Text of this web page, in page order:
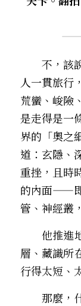
不，該說
人一貫旅行
荒蠻、峻險
是走得是一
界的「奧之
道：玄隱、
重挫，且時
的內面——
管、神經叢
他推進地
層、藏識
行得太短、
那麼，什